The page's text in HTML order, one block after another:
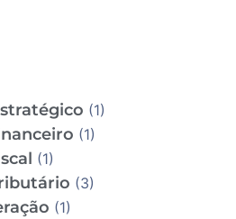
(1)
(1)
(1)
(3)
(1)